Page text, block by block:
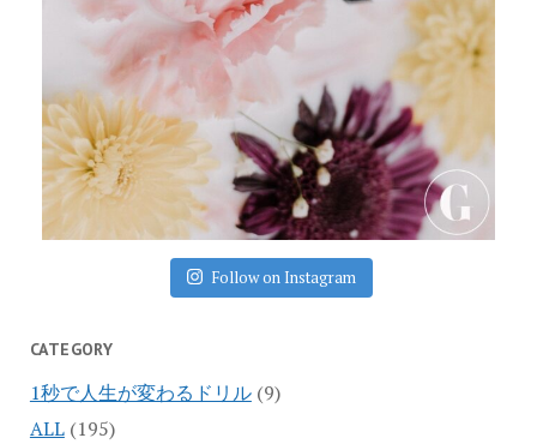
Follow on Instagram
CATEGORY
1秒で人生が変わるドリル(9)
ALL(195)